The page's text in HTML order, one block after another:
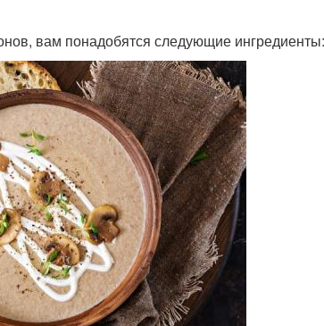
вам понадобятся следующие ингредиенты: